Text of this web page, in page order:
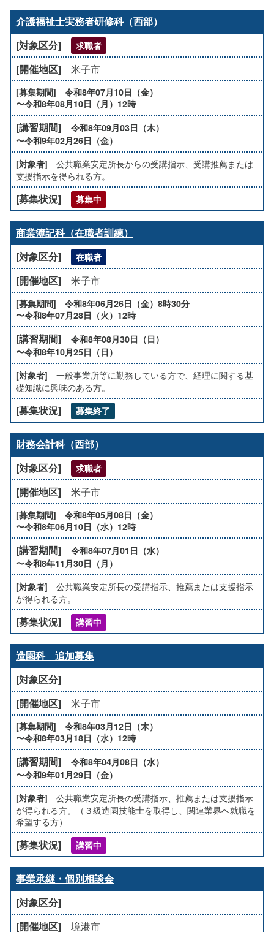
介護福祉士実務者研修科（西部）
求職者
米子市
令和8年07月10日（金）
〜令和8年08月10日（月）12時
令和8年09月03日（木）
〜令和9年02月26日（金）
公共職業安定所長からの受講指示、受講推薦または
支援指示を得られる方。
募集中
商業簿記科（在職者訓練）
在職者
米子市
令和8年06月26日（金）8時30分
〜令和8年07月28日（火）12時
令和8年08月30日（日）
〜令和8年10月25日（日）
一般事業所等に勤務している方で、経理に関する基
礎知識に興味のある方。
募集終了
財務会計科（西部）
求職者
米子市
令和8年05月08日（金）
〜令和8年06月10日（水）12時
令和8年07月01日（水）
〜令和8年11月30日（月）
公共職業安定所長の受講指示、推薦または支援指示
が得られる方。
講習中
造園科 追加募集
米子市
令和8年03月12日（木）
〜令和8年03月18日（水）12時
令和8年04月08日（水）
〜令和9年01月29日（金）
公共職業安定所長の受講指示、推薦または支援指示
が得られる方。（３級造園技能士を取得し、関連業界へ就職を
希望する方）
講習中
事業承継・個別相談会
境港市